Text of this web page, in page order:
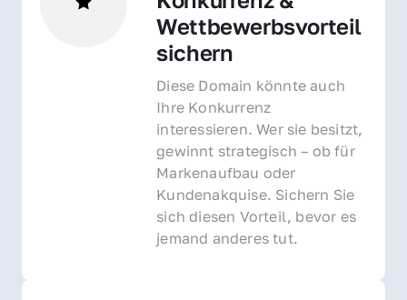
Wettbewerbsvorteil
sichern
Diese Domain könnte auch
Ihre Konkurrenz
interessieren. Wer sie besitzt,
gewinnt strategisch – ob für
Markenaufbau oder
Kundenakquise. Sichern Sie
sich diesen Vorteil, bevor es
jemand anderes tut.